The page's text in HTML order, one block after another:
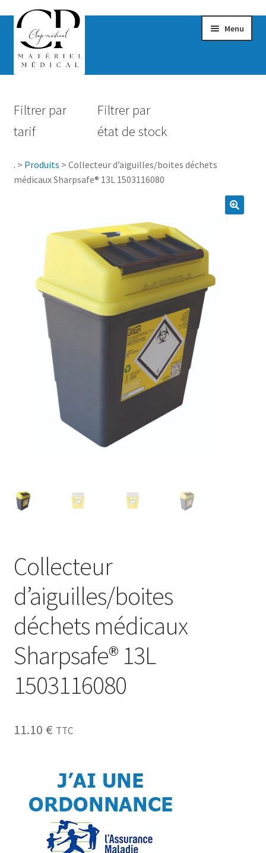
Menu
Hygiène
Rééducation
Accessoires Salle de bain
Vêtements & Chaussures
Sécurité
0.00 €
Filtrer par
tarif
Filtrer par
état de stock
. > Produits > Collecteur d’aiguilles/boites déchets
médicaux Sharpsafe® 13L 1503116080
Collecteur
d’aiguilles/boites
déchets médicaux
Sharpsafe® 13L
1503116080
11.10 € TTC